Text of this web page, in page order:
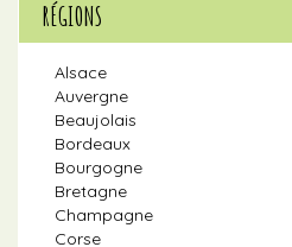
RÉGIONS
Alsace
Auvergne
Beaujolais
Bordeaux
Bourgogne
Bretagne
Champagne
Corse